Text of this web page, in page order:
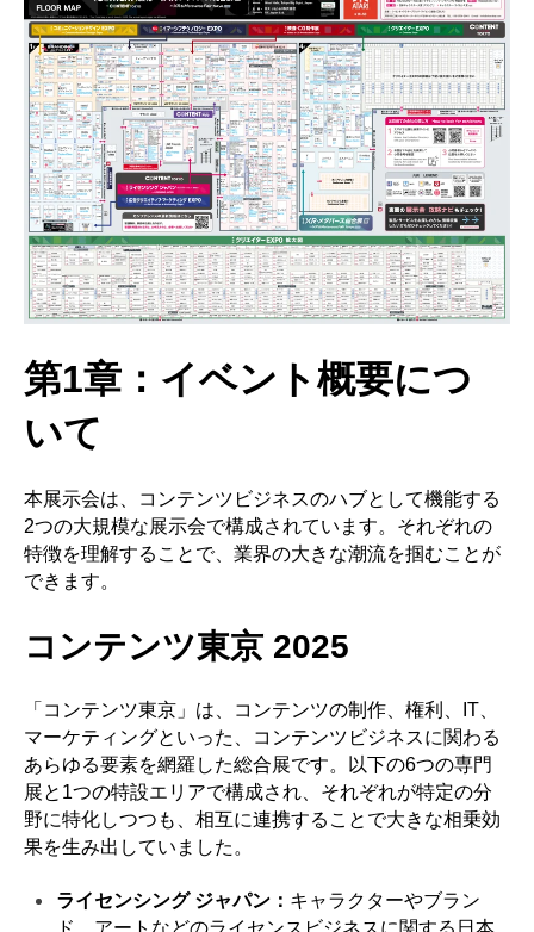
第1章：イベント概要につ
いて
本展示会は、コンテンツビジネスのハブとして機能する
2つの大規模な展示会で構成されています。それぞれの
特徴を理解することで、業界の大きな潮流を掴むことが
できます。
コンテンツ東京 2025
「コンテンツ東京」は、コンテンツの制作、権利、IT、
マーケティングといった、コンテンツビジネスに関わる
あらゆる要素を網羅した総合展です。以下の6つの専門
展と1つの特設エリアで構成され、それぞれが特定の分
野に特化しつつも、相互に連携することで大きな相乗効
果を生み出していました。
ライセンシング ジャパン： キャラクターやブラン